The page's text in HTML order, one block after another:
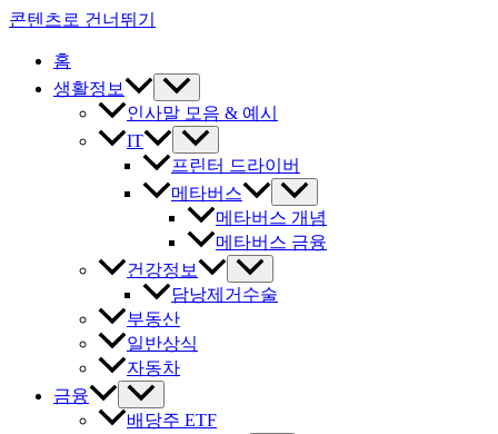
콘텐츠로 건너뛰기
홈
생활정보
인사말 모음 & 예시
IT
프린터 드라이버
메타버스
메타버스 개념
메타버스 금융
건강정보
담낭제거수술
부동산
일반상식
자동차
금융
배당주 ETF